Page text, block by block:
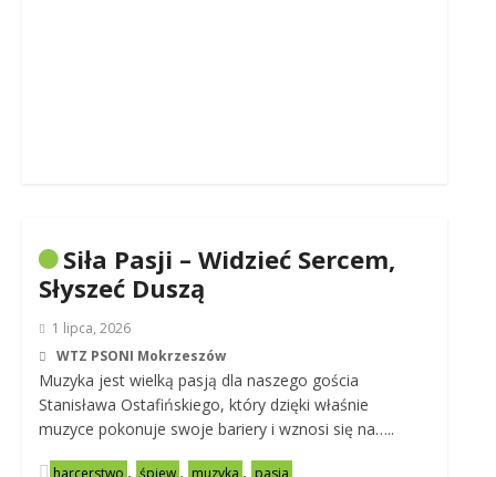
Siła Pasji – Widzieć Sercem,
Słyszeć Duszą
1 lipca, 2026
WTZ PSONI Mokrzeszów
Muzyka jest wielką pasją dla naszego gościa
Stanisława Ostafińskiego, który dzięki właśnie
muzyce pokonuje swoje bariery i wznosi się na…..
harcerstwo , śpiew , muzyka , pasja